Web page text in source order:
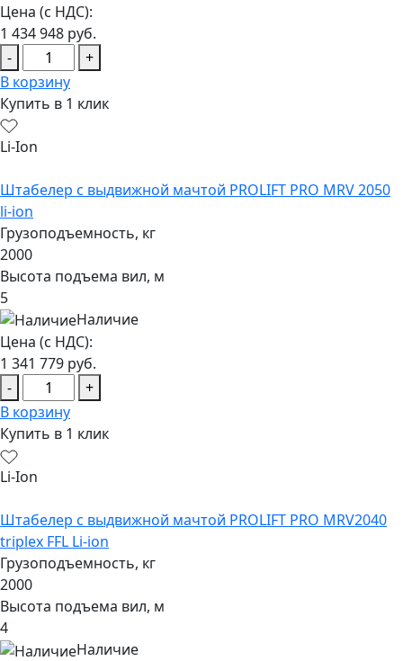
Цена (с НДС):
1 434 948 руб.
-
+
В корзину
Купить в 1 клик
Li-Ion
Штабелер с выдвижной мачтой PROLIFT PRO MRV 2050
li-ion
Грузоподъемность, кг
2000
Высота подъема вил, м
5
Наличие
Цена (с НДС):
1 341 779 руб.
-
+
В корзину
Купить в 1 клик
Li-Ion
Штабелер с выдвижной мачтой PROLIFT PRO MRV2040
triplex FFL Li-ion
Грузоподъемность, кг
2000
Высота подъема вил, м
4
Наличие